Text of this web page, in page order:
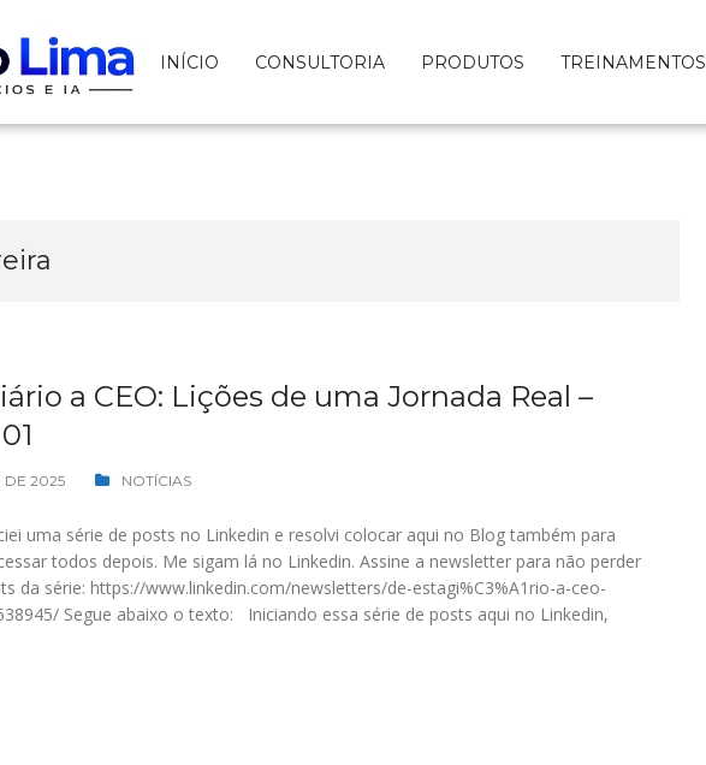
INÍCIO CONSULTORIA PRODUTOS TREINAMENTOS
a CEO: Lições de uma Jornada Real –
DE 2025 NOTÍCIAS
uma série de posts no Linkedin e resolvi colocar aqui no Blog também para
todos depois. Me sigam lá no Linkedin. Assine a newsletter para não perder
da série: https://www.linkedin.com/newsletters/de-estagi%C3%A1rio-a-ceo-
Segue abaixo o texto: Iniciando essa série de posts aqui no Linkedin,